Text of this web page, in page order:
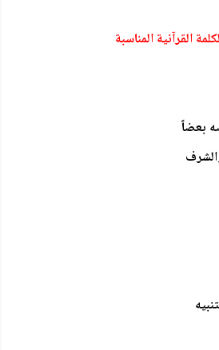
القرآنية المناسبة
بعضاً